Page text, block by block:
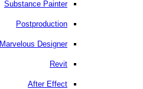
Substance Painter
Postproduction
Marvelous Designer
Revit
After Effect